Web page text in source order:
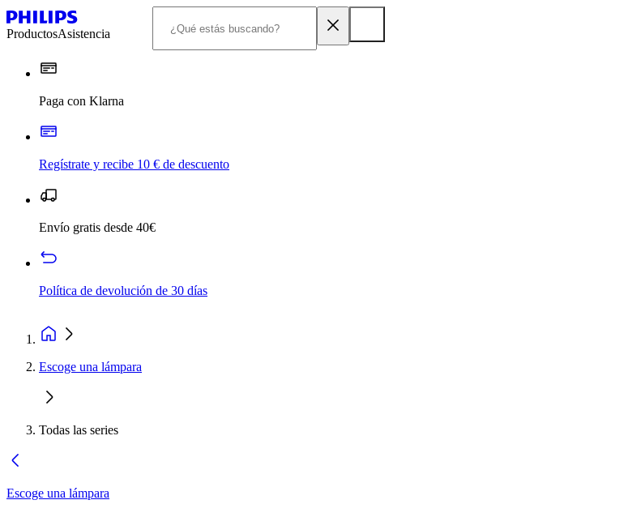
ProductosAsistencia
Paga con Klarna
Regístrate y recibe 10 € de descuento
Envío gratis desde 40€
Política de devolución de 30 días
Escoge una lámpara
Todas las series
Escoge una lámpara